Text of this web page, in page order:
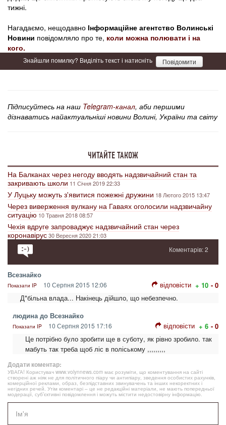
тижні.
Нагадаємо, нещодавно Інформаційне агентство Волинські
Новини повідомляло про те, коли можна полювати і на
кого.
Знайшли помилку? Виділіть текст і натисніть Повідомити
Підписуйтесь на наш Telegram-канал, аби першими
дізнаватись найактуальніші новини Волині, України та світу
ЧИТАЙТЕ ТАКОЖ
На Балканах через негоду вводять надзвичайний стан та
закривають школи 11 Січня 2019 22:33
У Луцьку можуть з'явитися пожежні дружини 18 Лютого 2015 13:47
Через виверження вулкану на Гаваях оголосили надзвичайну
ситуацію 10 Травня 2018 08:57
Чехія вдруге запроваджує надзвичайний стан через
коронавірус30 Вересня 2020 21:03
Коментарів: 2
Всезнайко
Показати IP 10 Серпня 2015 12:06 відповісти + 10 - 0
Д*більна влада... Накінець дійшло, що небезпечно.
людина до Всезнайко
Показати IP 10 Серпня 2015 17:16 відповісти + 6 - 0
Це потрібно було зробити ще в суботу, як рівно зробило. так
мабуть так треба щоб ліс в поліському ,,,,,,,,,
Додати коментар:
УВАГА! Користувач www.volynnews.com має розуміти, що коментування на сайті
створені аж ніяк не для політичного піару чи антипіару, зведення особистих рахунків,
комерційної реклами, образ, безпідставних звинувачень та інших некоректних і
негідних речей. Утім коментарі – це не редакційні матеріали, не мають попередньої
модерації, суб’єктивні повідомлення і можуть містити недостовірну інформацію.